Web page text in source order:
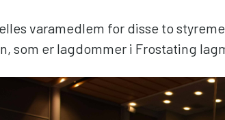
varamedlem for disse to
som er lagdommer i Frostating